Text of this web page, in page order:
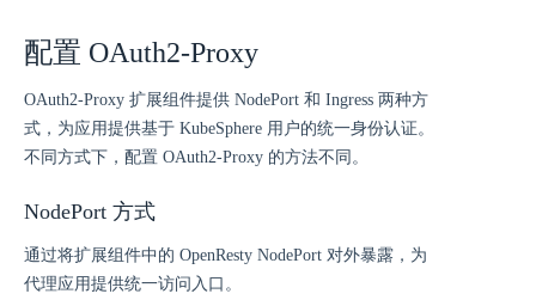
配置 OAuth2-Proxy
OAuth2-Proxy 扩展组件提供 NodePort 和 Ingress 两种方
式，为应用提供基于 KubeSphere 用户的统一身份认证。
不同方式下，配置 OAuth2-Proxy 的方法不同。
NodePort 方式
通过将扩展组件中的 OpenResty NodePort 对外暴露，为
代理应用提供统一访问入口。